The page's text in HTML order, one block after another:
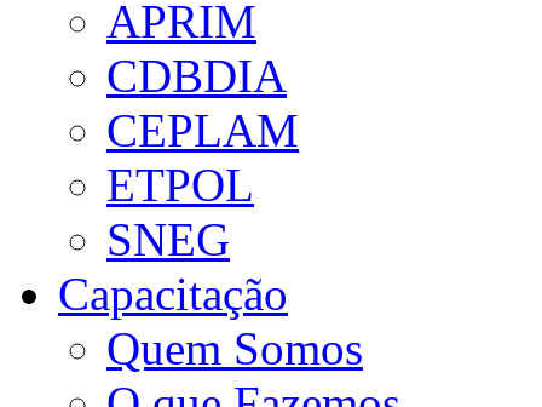
APRIM
CDBDIA
CEPLAM
ETPOL
SNEG
Capacitação
Quem Somos